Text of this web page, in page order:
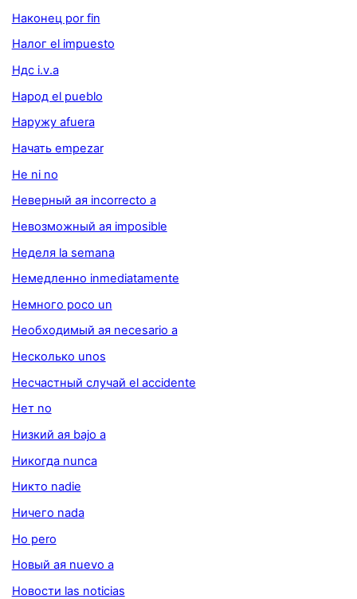
Наконец por fin
Налог el impuesto
Ндс i.v.a
Народ el pueblo
Наружу afuera
Начать empezar
Не ni no
Неверный ая incorrecto a
Невозможный ая imposible
Неделя la semana
Немедленно inmediatamente
Немного poco un
Необходимый ая necesario a
Несколько unos
Несчастный случай el accidente
Нет no
Низкий ая bajo a
Никогда nunca
Никто nadie
Ничего nada
Но pero
Новый ая nuevo a
Новости las noticias